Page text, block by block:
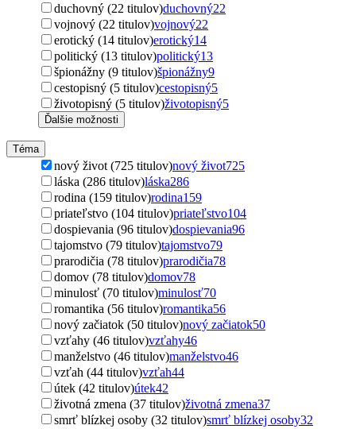
duchovný (22 titulov)duchovný22
vojnový (22 titulov)vojnový22
erotický (14 titulov)erotický14
politický (13 titulov)politický13
špionážny (9 titulov)špionážny9
cestopisný (5 titulov)cestopisný5
životopisný (5 titulov)životopisný5
Ďalšie možnosti
Téma
nový život (725 titulov)nový život725
láska (286 titulov)láska286
rodina (159 titulov)rodina159
priateľstvo (104 titulov)priateľstvo104
dospievania (96 titulov)dospievania96
tajomstvo (79 titulov)tajomstvo79
prarodičia (78 titulov)prarodičia78
domov (78 titulov)domov78
minulosť (70 titulov)minulosť70
romantika (56 titulov)romantika56
nový začiatok (50 titulov)nový začiatok50
vzťahy (46 titulov)vzťahy46
manželstvo (46 titulov)manželstvo46
vzťah (44 titulov)vzťah44
útek (42 titulov)útek42
životná zmena (37 titulov)životná zmena37
smrť blízkej osoby (32 titulov)smrť blízkej osoby32